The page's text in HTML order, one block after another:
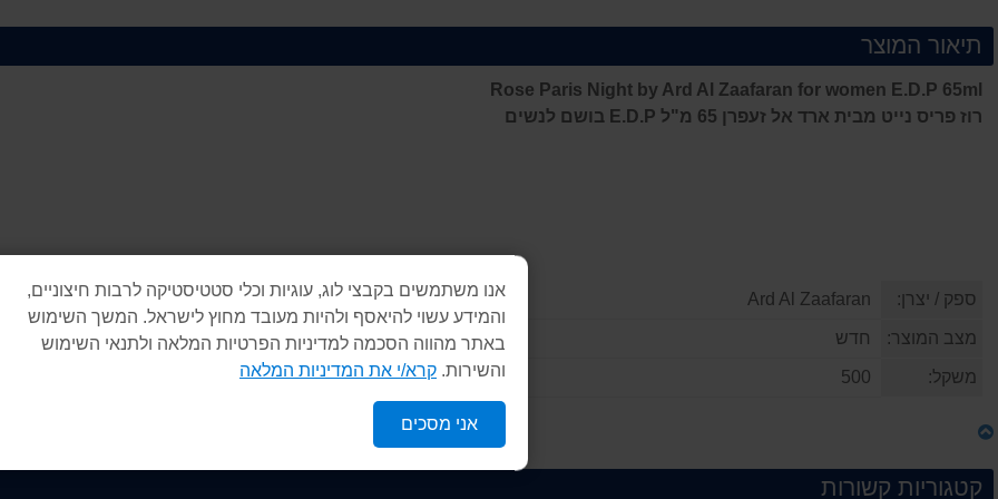
אנו משתמשים בקבצי לוג, עוגיות וכלי סטטיסטיקה לרבות חיצוניים,
והמידע עשוי להיאסף ולהיות מעובד מחוץ לישראל. המשך השימוש
באתר מהווה הסכמה למדיניות הפרטיות המלאה ולתנאי השימוש
והשירות. קרא/י את המדיניות המלאה
אני מסכים
תיאור המוצר
Rose Paris Night by Ard Al Zaafaran for women E.D.P 65ml
רוז פריס נייט מבית ארד אל זעפרן 65 מ"ל E.D.P בושם לנשים
ספק / יצרן:
מצב המוצר: חדש
משקל:
קטגוריות קשורות